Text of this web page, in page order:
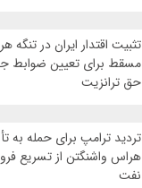
تثبیت اقتدار ایران در تنگه
مسقط برای تعیین ضوابط
حق ترانزیت
تردید ترامپ برای حمله به
هراس واشنگتن از تسریع
نفت